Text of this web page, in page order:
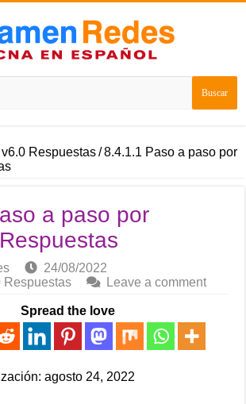
Respuestas/8.4.1.1 Paso a paso por
a paso por
24/08/2022
Respuestas
Leave a comment
Spread the love
agosto 24, 2022